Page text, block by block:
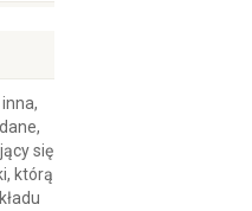
się
którą